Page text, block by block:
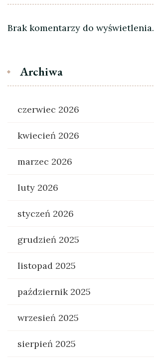
Brak komentarzy do wyświetlenia.
Archiwa
czerwiec 2026
kwiecień 2026
marzec 2026
luty 2026
styczeń 2026
grudzień 2025
listopad 2025
październik 2025
wrzesień 2025
sierpień 2025